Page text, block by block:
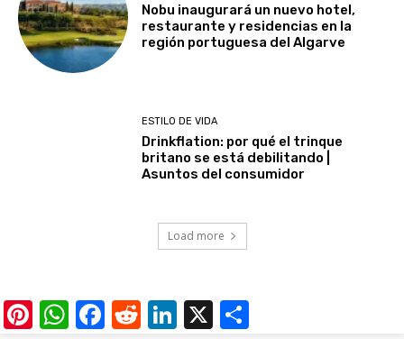
Nobu inaugurará un nuevo hotel,
restaurante y residencias en la
región portuguesa del Algarve
ESTILO DE VIDA
Drinkflation: por qué el trinque
britano se está debilitando |
Asuntos del consumidor
Load more
Pinterest
WhatsApp
Facebook
RedditLinkedIn
X